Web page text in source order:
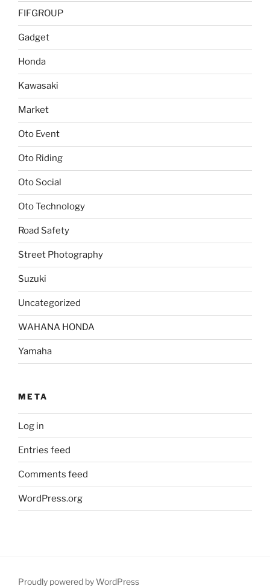
FIFGROUP
Gadget
Honda
Kawasaki
Market
Oto Event
Oto Riding
Oto Social
Oto Technology
Road Safety
Street Photography
Suzuki
Uncategorized
WAHANA HONDA
Yamaha
META
Log in
Entries feed
Comments feed
WordPress.org
Proudly powered by WordPress